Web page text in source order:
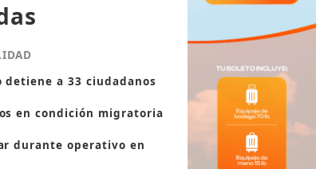
detiene a 33 ciudadanos
en condición migratoria
durante operativo en